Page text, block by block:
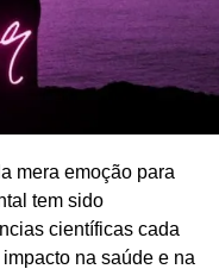
mera emoção para
tem sido
científicas cada
na saúde e na